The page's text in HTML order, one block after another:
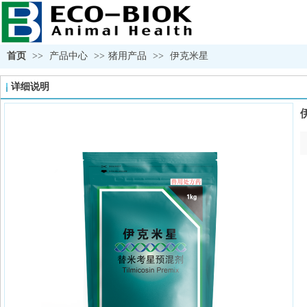
首页 >> 产品中心 >> 猪用产品 >> 伊克米星
详细说明